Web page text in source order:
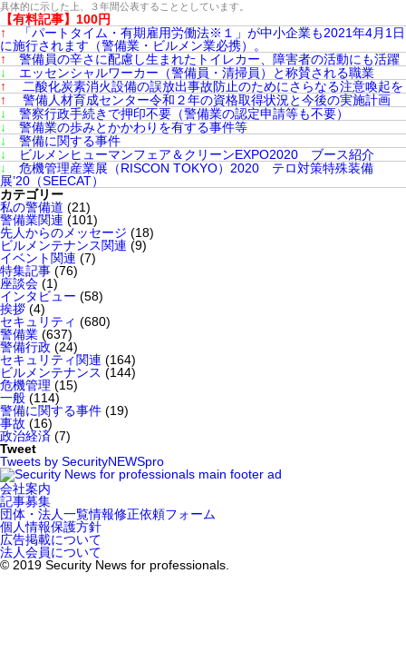
具体的に示した上、３年間公表することとしています。
【有料記事】100円
↑
「パートタイム・有期雇用労働法※１」が中小企業も2021年4月1日
に施行されます（警備業・ビルメン業必携）。
↑
警備員の辛さに配慮し生まれたトイレカー、障害者の活動にも活躍
↓
エッセンシャルワーカー（警備員・清掃員）と称賛される職業
↑
二酸化炭素消火設備の誤放出事故防止のためにさらなる注意喚起を
↑
警備人材育成センター令和２年の資格取得状況と今後の実施計画
↓
警察行政手続きで押印不要（警備業の認定申請等も不要）
↓
警備業の歩みとかかわりを有する事件等
↓
警備に関する事件
↓
ビルメンヒューマンフェア＆クリーンEXPO2020 ブース紹介
↓
危機管理産業展（RISCON TOKYO）2020 テロ対策特殊装備
展’20（SEECAT）
カテゴリー
私の警備道 (21)
警備業関連 (101)
先人からのメッセージ (18)
ビルメンテナンス関連 (9)
イベント関連 (7)
特集記事 (76)
座談会 (1)
インタビュー (58)
挨拶 (4)
セキュリティ (680)
警備業 (637)
警備行政 (24)
セキュリティ関連 (164)
ビルメンテナンス (144)
危機管理 (15)
一般 (114)
警備に関する事件 (19)
事故 (16)
政治経済 (7)
Tweet
Tweets by SecurityNEWSpro
会社案内
記事募集
団体・法人一覧情報修正依頼フォーム
個人情報保護方針
広告掲載について
法人会員について
© 2019 Security News for professionals.